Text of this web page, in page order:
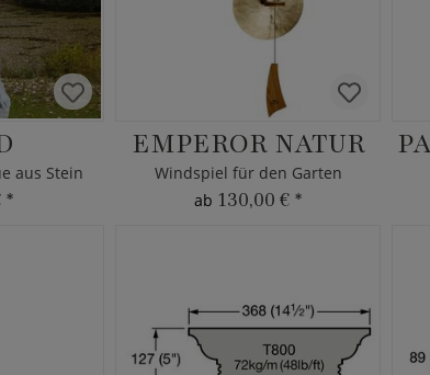
aus Stein
*
EMPEROR NATUR
Windspiel für den Garten
ab 130,00 € *